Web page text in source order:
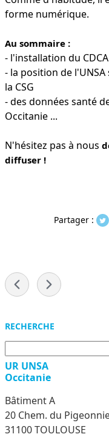
forme numérique.
Au sommaire :
- l'installation du
- la position de
la CSG
- des données santé
Occitanie ...
N'hésitez pas à nous
diffuser !
Partager :
Menu
RECHERCHE
UR UNSA
Occitanie
Bâtiment A
20 Chem. du
31100 TOULOUSE